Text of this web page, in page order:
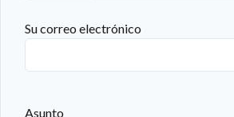
Su correo electrónico
Asunto